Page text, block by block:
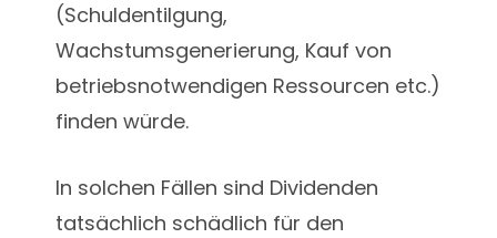
(Schuldentilgung,
Wachstumsgenerierung, Kauf von
betriebsnotwendigen Ressourcen etc.)
finden würde.
In solchen Fällen sind Dividenden
tatsächlich schädlich für den